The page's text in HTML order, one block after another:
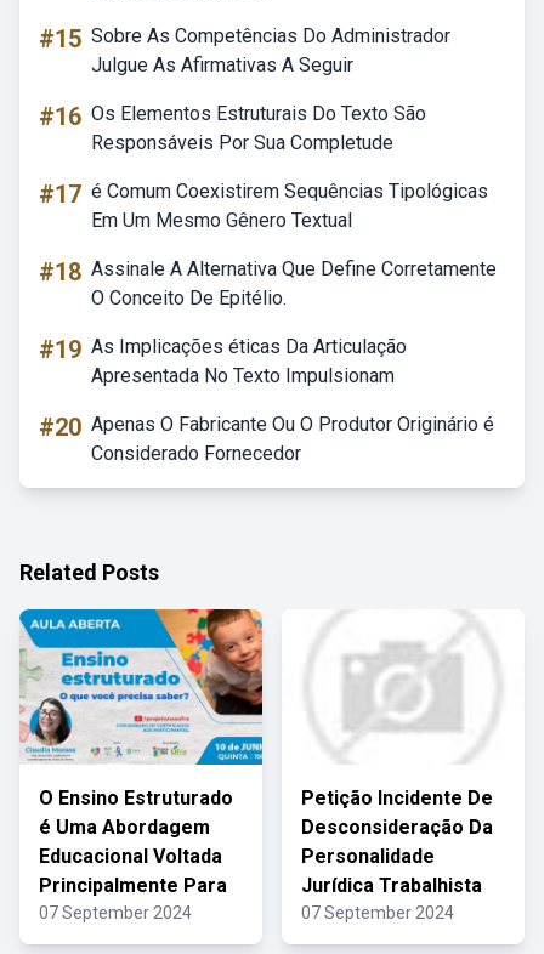
#15 Sobre As Competências Do Administrador
Julgue As Afirmativas A Seguir
#16 Os Elementos Estruturais Do Texto São
Responsáveis Por Sua Completude
#17 é Comum Coexistirem Sequências Tipológicas
Em Um Mesmo Gênero Textual
#18 Assinale A Alternativa Que Define Corretamente
O Conceito De Epitélio.
#19 As Implicações éticas Da Articulação
Apresentada No Texto Impulsionam
#20 Apenas O Fabricante Ou O Produtor Originário é
Considerado Fornecedor
Related Posts
O Ensino Estruturado
é Uma Abordagem
Educacional Voltada
Principalmente Para
07 September 2024
Petição Incidente De
Desconsideração Da
Personalidade
Jurídica Trabalhista
07 September 2024